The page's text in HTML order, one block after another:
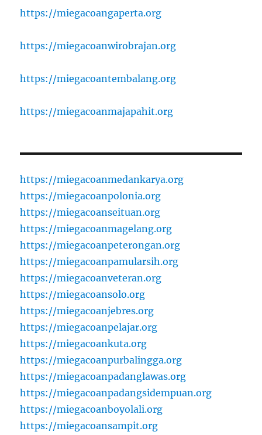
https://miegacoangaperta.org
https://miegacoanwirobrajan.org
https://miegacoantembalang.org
https://miegacoanmajapahit.org
https://miegacoanmedankarya.org
https://miegacoanpolonia.org
https://miegacoanseituan.org
https://miegacoanmagelang.org
https://miegacoanpeterongan.org
https://miegacoanpamularsih.org
https://miegacoanveteran.org
https://miegacoansolo.org
https://miegacoanjebres.org
https://miegacoanpelajar.org
https://miegacoankuta.org
https://miegacoanpurbalingga.org
https://miegacoanpadanglawas.org
https://miegacoanpadangsidempuan.org
https://miegacoanboyolali.org
https://miegacoansampit.org